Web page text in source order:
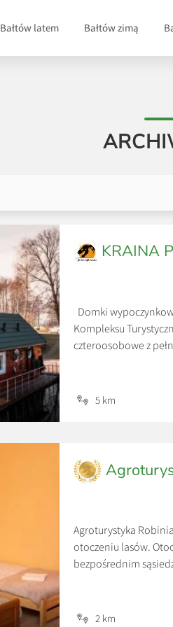
Bałtów latem Bałtów zimą
KRAINA
Domki
Kompleksu
czteroosobowe z
5 km
Agroturystyka
otoczeniu lasów.
bezpośrednim
2 km